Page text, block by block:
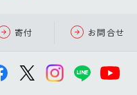
寄付 お問合せ